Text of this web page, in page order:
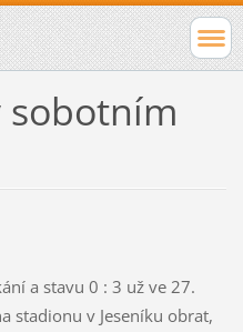
sobotním
a stavu 0 : 3 už ve 27.
stadionu v Jeseníku obrat,